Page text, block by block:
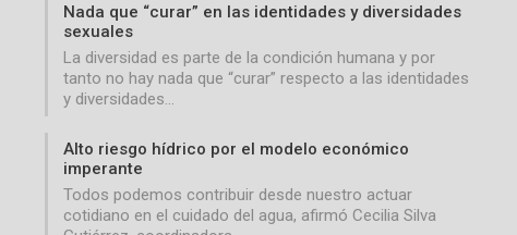
Nada que “curar” en las identidades y diversidades
sexuales
La diversidad es parte de la condición humana y por
tanto no hay nada que “curar” respecto a las identidades
y diversidades…
Alto riesgo hídrico por el modelo económico
imperante
Todos podemos contribuir desde nuestro actuar
cotidiano en el cuidado del agua, afirmó Cecilia Silva